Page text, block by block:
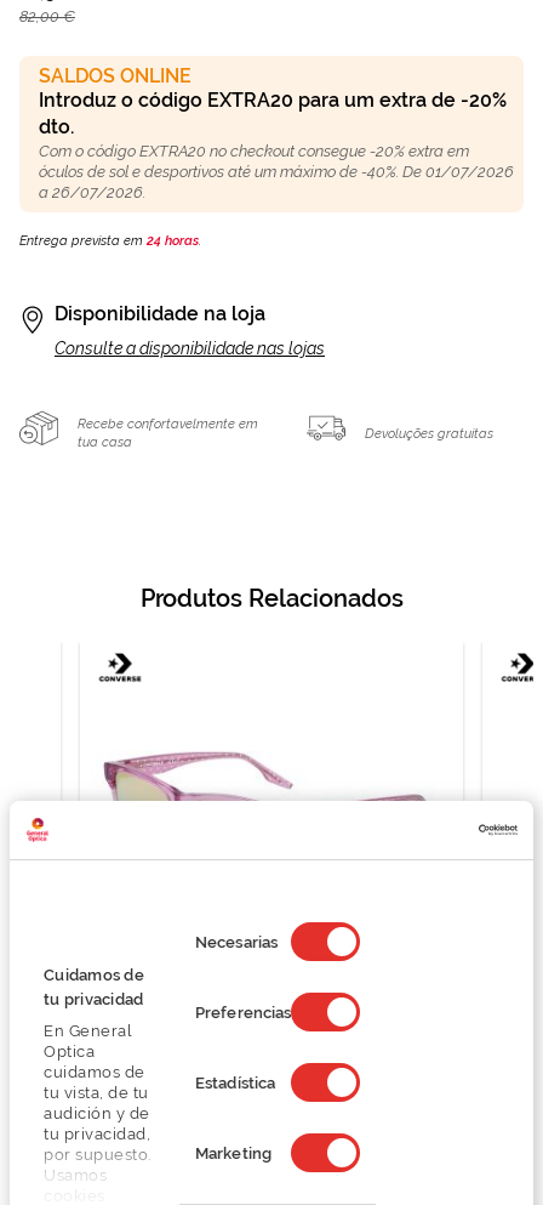
Cuidamos de
tu privacidad
En General
Optica
cuidamos de
tu vista, de tu
audición y de
tu privacidad,
por supuesto.
Usamos
de
consentimiento
Necesarias
Preferencias
Estadística
Marketing
82,00 €
SALDOS ONLINE
Introduz o código EXTRA20 para um extra de -20%
dto.
Com o código EXTRA20 no checkout consegue -20% extra em
óculos de sol e desportivos até um máximo de -40%. De 01/07/2026
a 26/07/2026.
Entrega prevista em24 horas.
Disponibilidade na loja
Consulte a disponibilidade nas lojas
Recebe confortavelmente em
tua casa
Devoluções gratuitas
Produtos Relacionados
Converse CV564SY ALL STAR
62,25 €